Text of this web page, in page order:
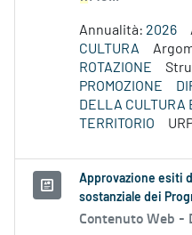
Annualità: 2026
CULTURA
ROTAZIONE
PROMOZIONE
DELLA CULTURA
TERRITORIO
Approvazione esiti
sostanziale dei
Contenuto Web -